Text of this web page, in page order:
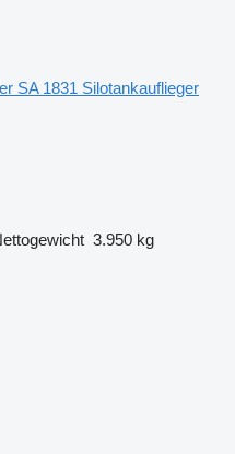
SA 1831 Silotankauflieger
3.950 kg